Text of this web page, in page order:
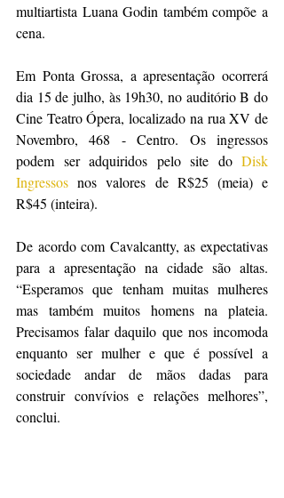
multiartista Luana Godin também compõe a
cena.
Em Ponta Grossa, a apresentação ocorrerá
dia 15 de julho, às 19h30, no auditório B do
Cine Teatro Ópera, localizado na rua XV de
Novembro, 468 - Centro. Os ingressos
podem ser adquiridos pelo site do Disk
Ingressos nos valores de R$25 (meia) e
R$45 (inteira).
De acordo com Cavalcantty, as expectativas
para a apresentação na cidade são altas.
“Esperamos que tenham muitas mulheres
mas também muitos homens na plateia.
Precisamos falar daquilo que nos incomoda
enquanto ser mulher e que é possível a
sociedade andar de mãos dadas para
construir convívios e relações melhores”,
conclui.